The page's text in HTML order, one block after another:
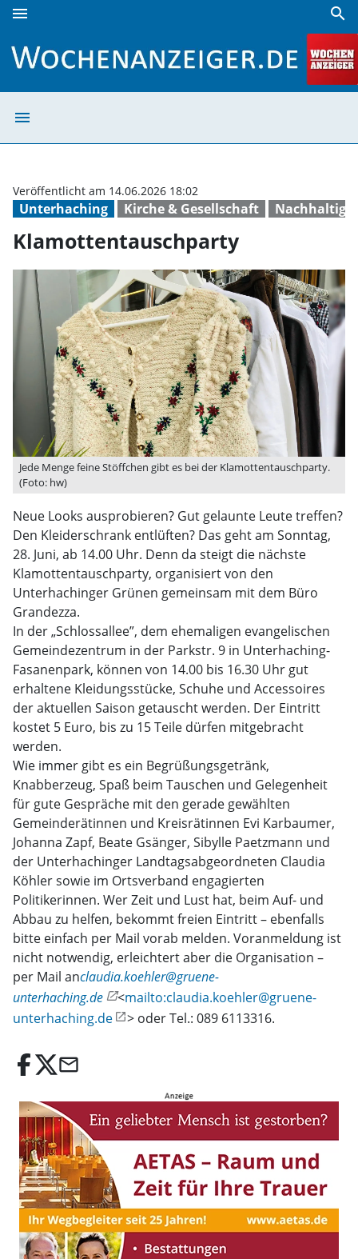
menu search
menu
Unterhaching Kirche & Gesellschaft
Veröffentlicht am 14.06.2026 18:02
Klamottentauschparty
Jede Menge feine Stöffchen gibt es bei der Klamottentauschparty.
(Foto: hw)
Neue Looks ausprobieren? Gut gelaunte Leute treffen?
Den Kleiderschrank entlüften? Das geht am Sonntag,
28. Juni, ab 14.00 Uhr. Denn da steigt die nächste
Klamottentauschparty, organisiert von den
Unterhachinger Grünen gemeinsam mit dem Büro
Grandezza.
In der „Schlossallee”, dem ehemaligen evangelischen
Gemeindezentrum in der Parkstr. 9 in Unterhaching-
Fasanenpark, können von 14.00 bis 16.30 Uhr gut
erhaltene Kleidungsstücke, Schuhe und Accessoires
der aktuellen Saison getauscht werden. Der Eintritt
kostet 5 Euro, bis zu 15 Teile dürfen mitgebracht
werden.
Wie immer gibt es ein Begrüßungsgetränk,
Knabberzeug, Spaß beim Tauschen und Gelegenheit
für gute Gespräche mit den gerade gewählten
Gemeinderätinnen und Kreisrätinnen Evi Karbaumer,
Johanna Zapf, Beate Gsänger, Sibylle Paetzmann und
der Unterhachinger Landtagsabgeordneten Claudia
Köhler sowie im Ortsverband engagierten
Politikerinnen. Wer Zeit und Lust hat, beim Auf- und
Abbau zu helfen, bekommt freien Eintritt – ebenfalls
bitte einfach per Mail vorab melden. Voranmeldung ist
nicht notwendig, erleichtert aber die Organisation –
per Mail anclaudia.koehler@gruene-
unterhaching.de
<mailto:claudia.koehler@gruene-
unterhaching.de
> oder Tel.: 089 6113316.
email